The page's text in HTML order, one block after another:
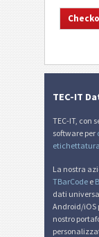
TEC-IT
TEC-IT, con
software per
etichettatura
La nostra
TBarCode e
dati
Android/iOS
nostro